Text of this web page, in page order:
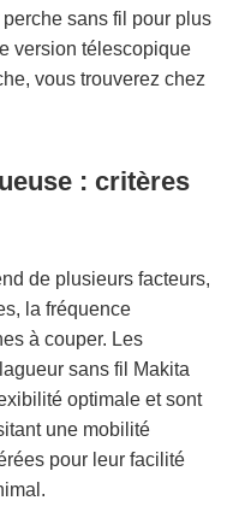
sans fil pour plus
version télescopique
vous trouverez chez
: critères
de plusieurs facteurs,
la fréquence
à couper. Les
sans fil Makita
optimale et sont
une mobilité
pour leur facilité